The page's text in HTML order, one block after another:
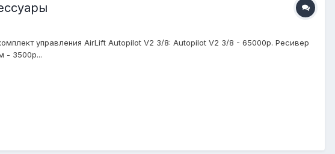
управления AirLift Autopilot V2 3/8: Autopilot V2 3/8 - 65000р. Ресивер
- 3500р...